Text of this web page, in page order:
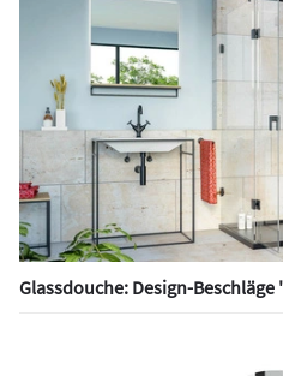
Glassdouche: Design-